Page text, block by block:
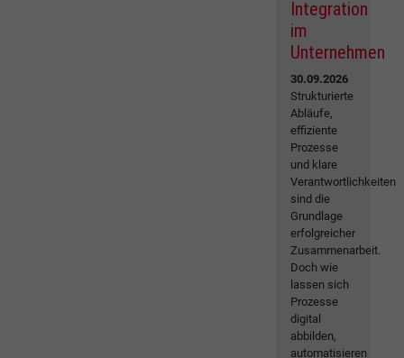
Integration
im
Unternehmen
30.09.2026
Strukturierte
Abläufe,
effiziente
Prozesse
und klare
Verantwortlichkeiten
sind die
Grundlage
erfolgreicher
Zusammenarbeit.
Doch wie
lassen sich
Prozesse
digital
abbilden,
automatisieren